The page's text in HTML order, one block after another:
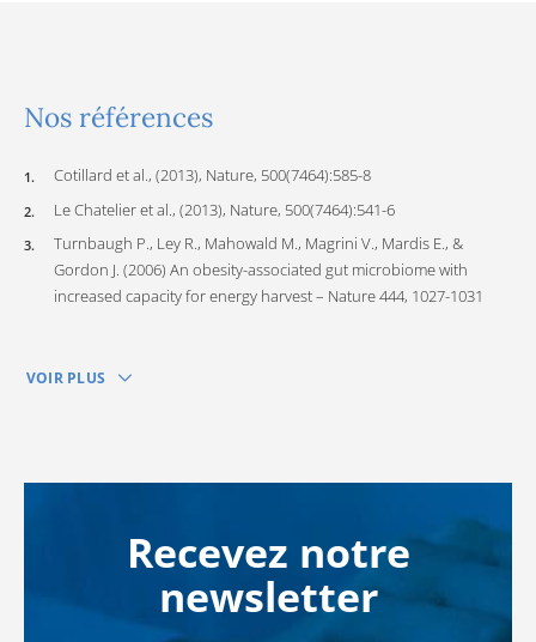
Nos références
Cotillard et al., (2013), Nature, 500(7464):585-8
Le Chatelier et al., (2013), Nature, 500(7464):541-6
Turnbaugh P., Ley R., Mahowald M., Magrini V., Mardis E., &
Gordon J. (2006) An obesity-associated gut microbiome with
increased capacity for energy harvest – Nature 444, 1027-1031
VOIR PLUS
Recevez notre
newsletter